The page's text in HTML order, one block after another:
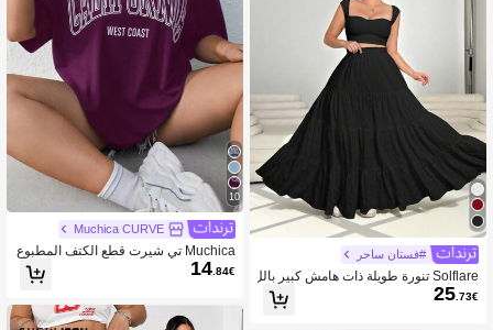
#فستان ساحر
Solflare تنورة طويلة ذات هامش كبير بالل
ون الأسود للسيدات بقياسات كبيرة
25.73€
10
Muchica CURVE
Muchica تي شيرت قطع الكتف المطبوع
ة بعلامة زائد على مقاس كبير ذات مقاس
14.84€